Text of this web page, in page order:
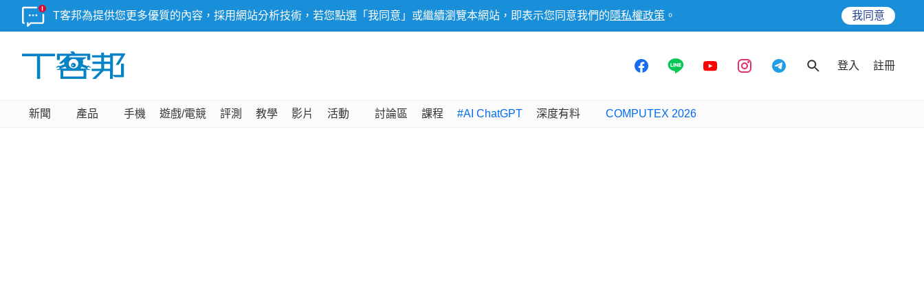
T客邦為提供您更多優質的內容，採用網站分析技術，若您點選「我同意」或繼續瀏覽本網站，即表示您同意我們的 隱私權政策 。 我同意
登入 註冊
新聞 產品 手機 遊戲/電競 評測 教學 影片 活動 討論區 課程 #AI ChatGPT 深度有料 COMPUTEX 2026